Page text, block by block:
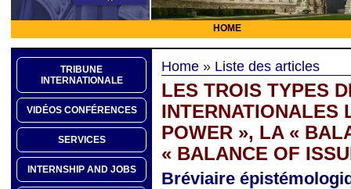
HOME
TRIBUNE
INTERNATIONALE
VIDÉOS CONFÉRENCES
SERVICES
INTERNSHIP AND JOBS
Home » Liste des articles
LES TROIS TYPES
INTERNATIONALES
POWER », LA «
« BALANCE OF
Bréviaire